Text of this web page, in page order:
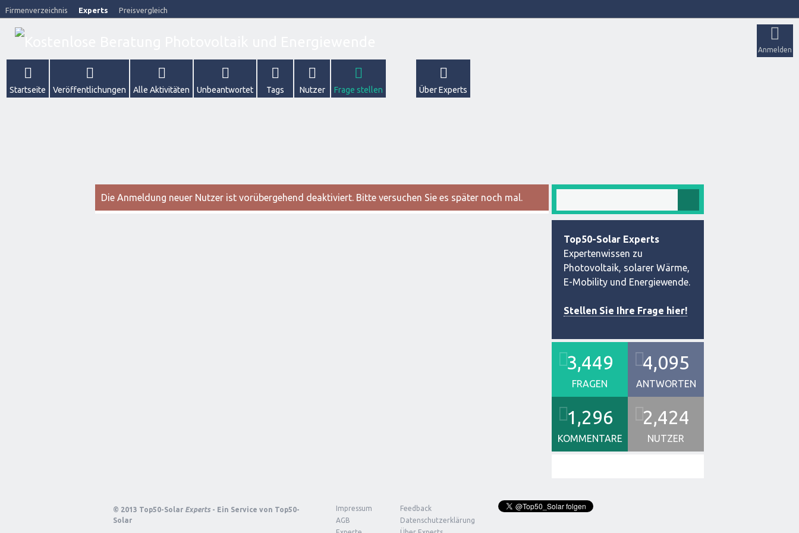
Firmenverzeichnis Experts Preisvergleich
Anmelden
Startseite Veröffentlichungen Alle Aktivitäten Unbeantwortet Tags Nutzer Frage stellen Über Experts
Die Anmeldung neuer Nutzer ist vorübergehend deaktiviert. Bitte versuchen Sie es später noch mal.
Top50-Solar Experts
Expertenwissen zu
Photovoltaik, solarer Wärme,
E-Mobility und Energiewende.
Stellen Sie Ihre Frage hier!
3,449
FRAGEN
4,095
ANTWORTEN
1,296
KOMMENTARE
2,424
NUTZER
© 2013 Top50-Solar Experts - Ein Service von Top50-
Solar
Impressum
Feedback
AGB
Datenschutzerklärung